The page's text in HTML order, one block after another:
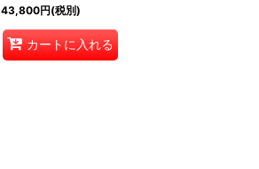
43,800円(税別)
カートに入れる